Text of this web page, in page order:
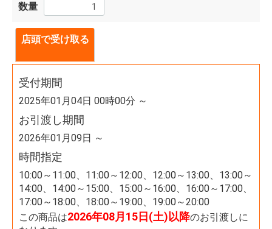
数量
店頭で受け取る
受付期間
2025年01月04日 00時00分 ～
お引渡し期間
2026年01月09日 ～
時間指定
10:00～11:00、11:00～12:00、12:00～13:00、13:00～
14:00、14:00～15:00、15:00～16:00、16:00～17:00、
17:00～18:00、18:00～19:00、19:00～20:00
この商品は2026年08月15日(土)以降のお引渡しに